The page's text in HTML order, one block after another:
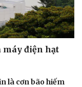
máy điện hạt
là cơn bão hiếm